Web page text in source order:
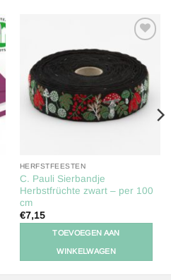
Toevoegen
aan
verlanglijst
HERFSTFEESTEN
C. Pauli Sierbandje
Herbstfrüchte zwart – per 100
cm
€7,15
TOEVOEGEN AAN
WINKELWAGEN